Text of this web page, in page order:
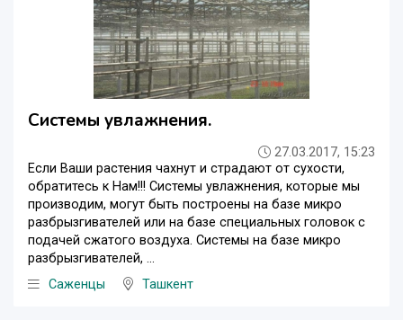
Системы увлажнения.
27.03.2017, 15:23
Если Ваши растения чахнут и страдают от сухости,
обратитесь к Нам!!! Системы увлажнения, которые мы
производим, могут быть построены на базе микро
разбрызгивателей или на базе специальных головок с
подачей сжатого воздуха. Системы на базе микро
разбрызгивателей, ...
Саженцы
Ташкент